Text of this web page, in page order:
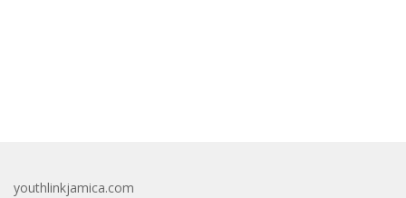
youthlinkjamica.com